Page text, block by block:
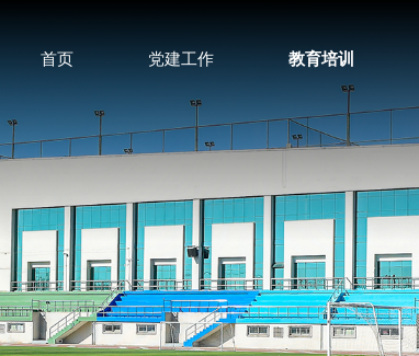
首页 党建工作 教育培训